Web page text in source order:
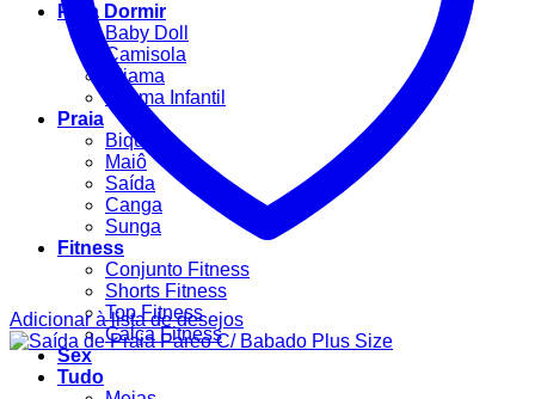
Para Dormir
Baby Doll
Camisola
Pijama
Pijama Infantil
Praia
Biquíni
Maiô
Saída
Canga
Sunga
Fitness
Conjunto Fitness
Shorts Fitness
Top Fitness
Calça Fitness
Sex
Tudo
Adicionar à lista de desejos